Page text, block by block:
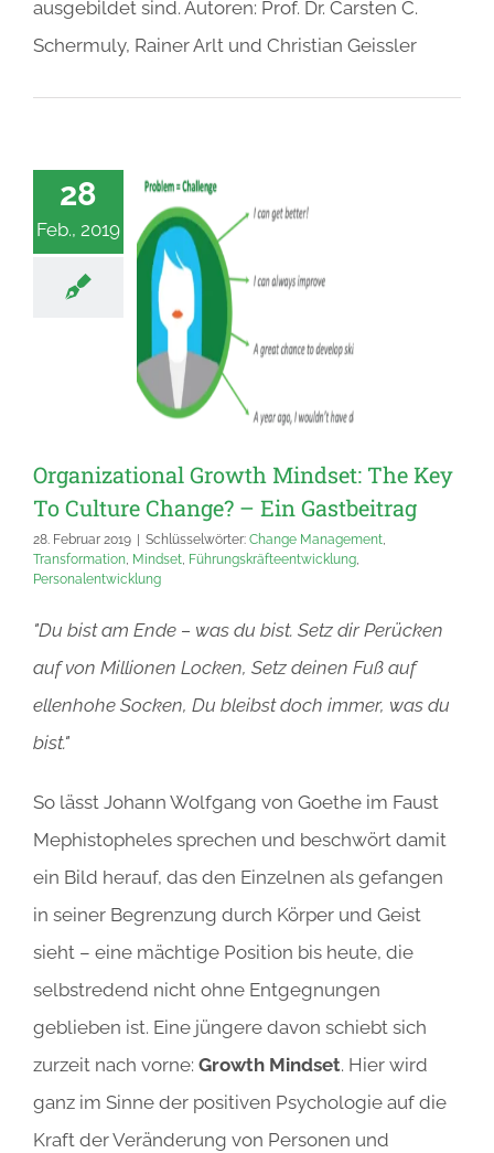
ausgebildet sind. Autoren: Prof. Dr. Carsten C.
Schermuly, Rainer Arlt und Christian Geissler
28
Feb., 2019
Organizational Growth Mindset: The Key
To Culture Change? – Ein Gastbeitrag
28. Februar 2019 Schlüsselwörter: Change Management,
Transformation, Mindset, Führungskräfteentwicklung,
Personalentwicklung
"Du bist am Ende – was du bist. Setz dir Perücken
auf von Millionen Locken, Setz deinen Fuß auf
ellenhohe Socken, Du bleibst doch immer, was du
bist."
So lässt Johann Wolfgang von Goethe im Faust
Mephistopheles sprechen und beschwört damit
ein Bild herauf, das den Einzelnen als gefangen
in seiner Begrenzung durch Körper und Geist
sieht – eine mächtige Position bis heute, die
selbstredend nicht ohne Entgegnungen
geblieben ist. Eine jüngere davon schiebt sich
zurzeit nach vorne: Growth Mindset. Hier wird
ganz im Sinne der positiven Psychologie auf die
Kraft der Veränderung von Personen und